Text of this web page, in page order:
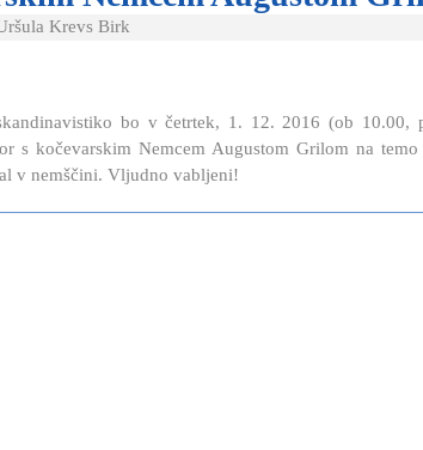
Krevs Birk
bo v četrtek, 1. 12. 2016 (ob 10.00,
s kočevarskim Nemcem Augustom Grilom na temo
v nemščini. Vljudno vabljeni!